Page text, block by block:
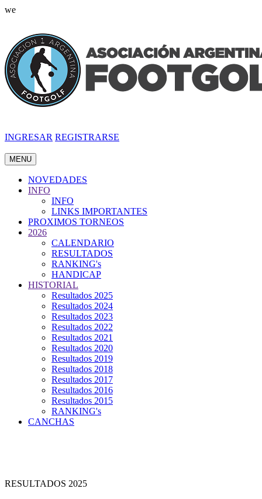
we
INGRESAR REGISTRARSE
MENU
NOVEDADES
INFO
INFO
LINKS IMPORTANTES
PROXIMOS TORNEOS
2026
CALENDARIO
RESULTADOS
RANKING's
HANDICAP
HISTORIAL
Resultados 2025
Resultados 2024
Resultados 2023
Resultados 2022
Resultados 2021
Resultados 2020
Resultados 2019
Resultados 2018
Resultados 2017
Resultados 2016
Resultados 2015
RANKING's
CANCHAS
RESULTADOS 2025